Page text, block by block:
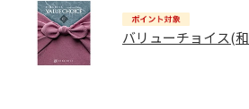
バリューチョイス